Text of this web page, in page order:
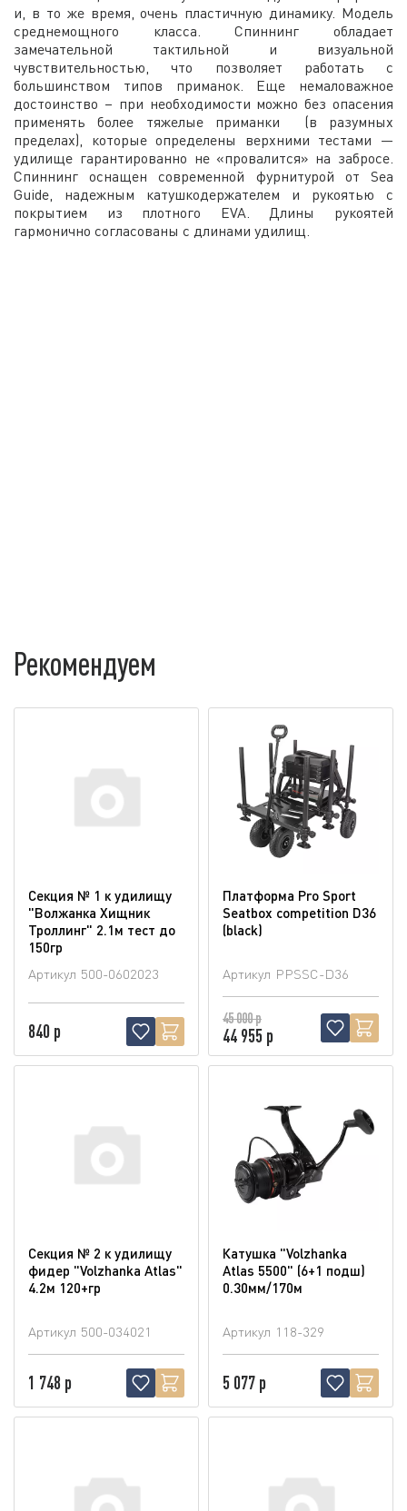
и, в то же время, очень пластичную динамику. Модель
среднемощного класса. Спиннинг обладает
замечательной тактильной и визуальной
чувствительностью, что позволяет работать с
большинством типов приманок. Еще немаловажное
достоинство – при необходимости можно без опасения
применять более тяжелые приманки (в разумных
пределах), которые определены верхними тестами —
удилище гарантированно не «провалится» на забросе.
Спиннинг оснащен современной фурнитурой от Sea
Guide, надежным катушкодержателем и рукоятью с
покрытием из плотного EVA. Длины рукоятей
гармонично согласованы с длинами удилищ.
Рекомендуем
Секция № 1 к удилищу
"Волжанка Хищник
Троллинг" 2.1м тест до
150гр
Артикул 500-0602023
840 р
Платформа Pro Sport
Seatbox competition D36
(blaсk)
Артикул PPSSC-D36
45 000 р
44 955 р
Секция № 2 к удилищу
фидер "Volzhanka Atlas"
4.2м 120+гр
Артикул 500-034021
1 748 р
Катушка "Volzhanka
Atlas 5500" (6+1 подш)
0.30мм/170м
Артикул 118-329
5 077 р